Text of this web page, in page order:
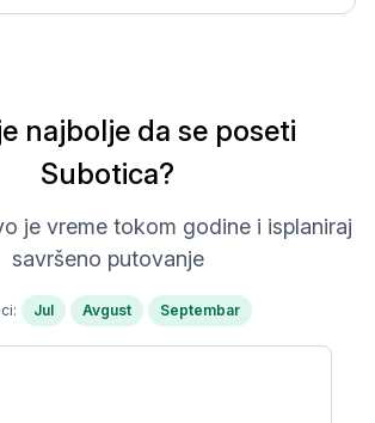
najbolje da se poseti
Subotica?
je vreme tokom godine i isplaniraj
savršeno putovanje
Jul Avgust Septembar